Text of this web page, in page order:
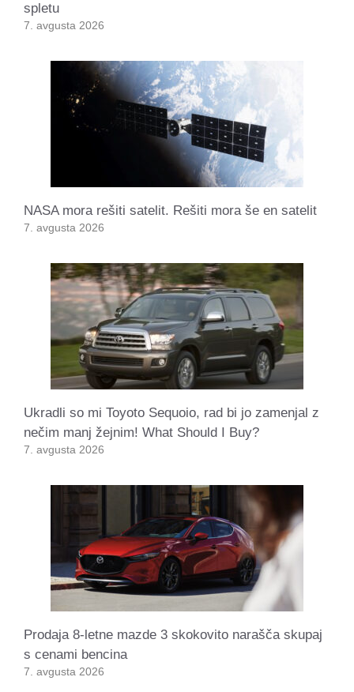
spletu
7. avgusta 2026
NASA mora rešiti satelit. Rešiti mora še en satelit
7. avgusta 2026
Ukradli so mi Toyoto Sequoio, rad bi jo zamenjal z
nečim manj žejnim! What Should I Buy?
7. avgusta 2026
Prodaja 8-letne mazde 3 skokovito narašča skupaj
s cenami bencina
7. avgusta 2026